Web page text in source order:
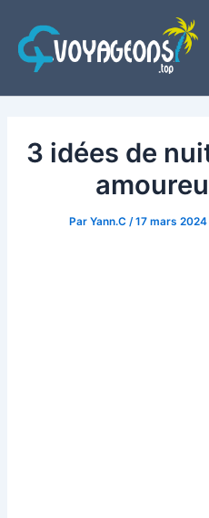
contenu
3 idées de
Par Yann.C /17 mars 2024